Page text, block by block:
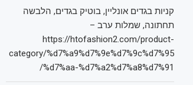
קניות בגדים אונליין, בוטיק בגדים, הלבשה
תחתונה, שמלות ערב –
https://htofashion2.com/product-
category/%d7%a9%d7%9e%d7%9c%d7%95
%d7%aa-%d7%a2%d7%a8%d7%91/